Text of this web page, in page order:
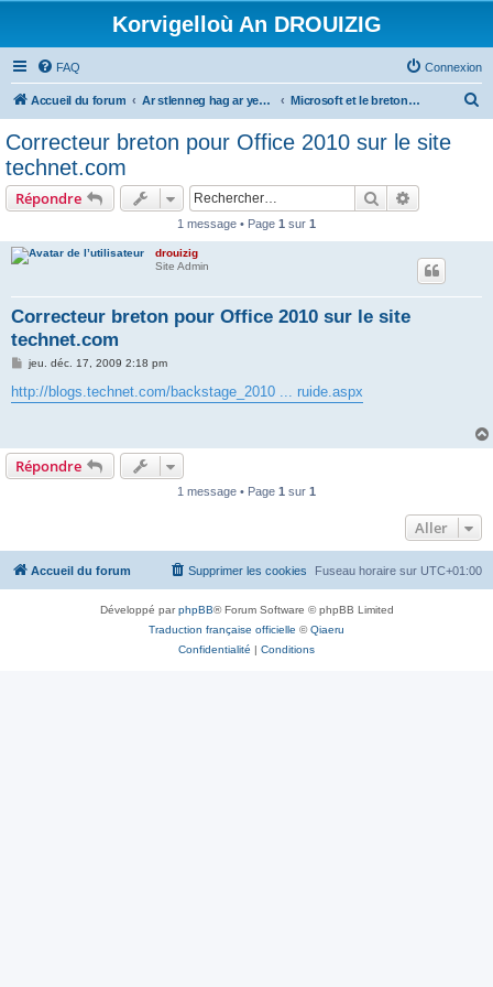
Korvigelloù An DROUIZIG
FAQ Connexion
Accueil du forum Ar stlenneg hag ar yezhoù bihan er bed a-bezh Microsoft et le breton - Microsoft and the Breton language
Correcteur breton pour Office 2010 sur le site
technet.com
Répondre Rechercher
1 message • Page 1 sur 1
drouizig
Site Admin
Correcteur breton pour Office 2010 sur le site
technet.com
M
s
s
jeu. déc. 17, 2009 2:18 pm
http://blogs.technet.com/backstage_2010 ... ruide.aspx
Répondre
1 message • Page 1 sur 1
Aller
Accueil du forum Fuseau horaire sur UTC+01:00
Supprimer les cookies
Développé parphpBB® Forum Software © phpBB Limited
Traduction française officielle ©Qiaeru
Confidentialité | Conditions